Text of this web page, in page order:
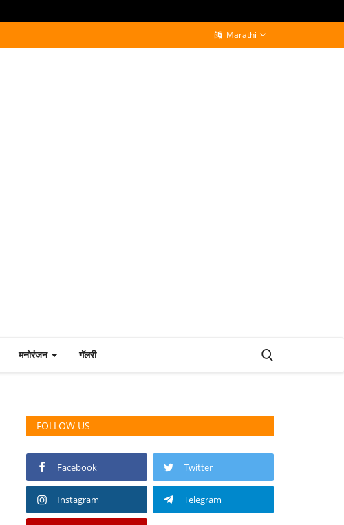
Marathi
मनोरंजन गॅलरी
FOLLOW US
Facebook Twitter
Instagram Telegram